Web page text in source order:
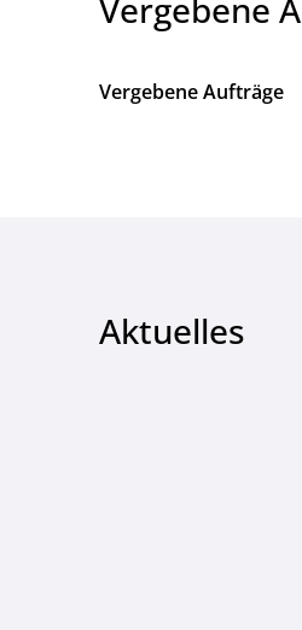
Vergebene
Vergebene Aufträge
Aktuelles